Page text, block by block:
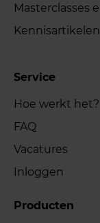
Masterclasses
Kennisartikelen
Service
Hoe werkt het?
FAQ
Vacatures
Inloggen
Producten